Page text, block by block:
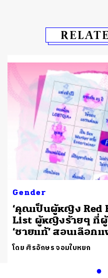
Gender
‘คุณเป็นผู้หญิง Red
List ผู้หญิงร้ายๆ ที่ผู้
‘ชายแท้’ สอนเลือก
โดย ศิรอักษร จอมใบหยก